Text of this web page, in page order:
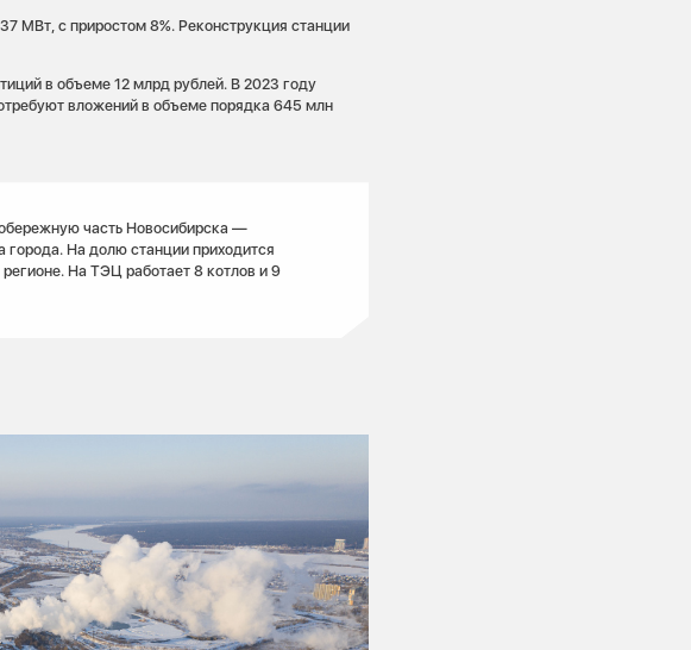
МВт, с приростом 8%. Реконструкция станции
в объеме 12 млрд рублей. В 2023 году
вложений в объеме порядка 645 млн
часть Новосибирска —
города. На долю станции приходится
На ТЭЦ работает 8 котлов и 9